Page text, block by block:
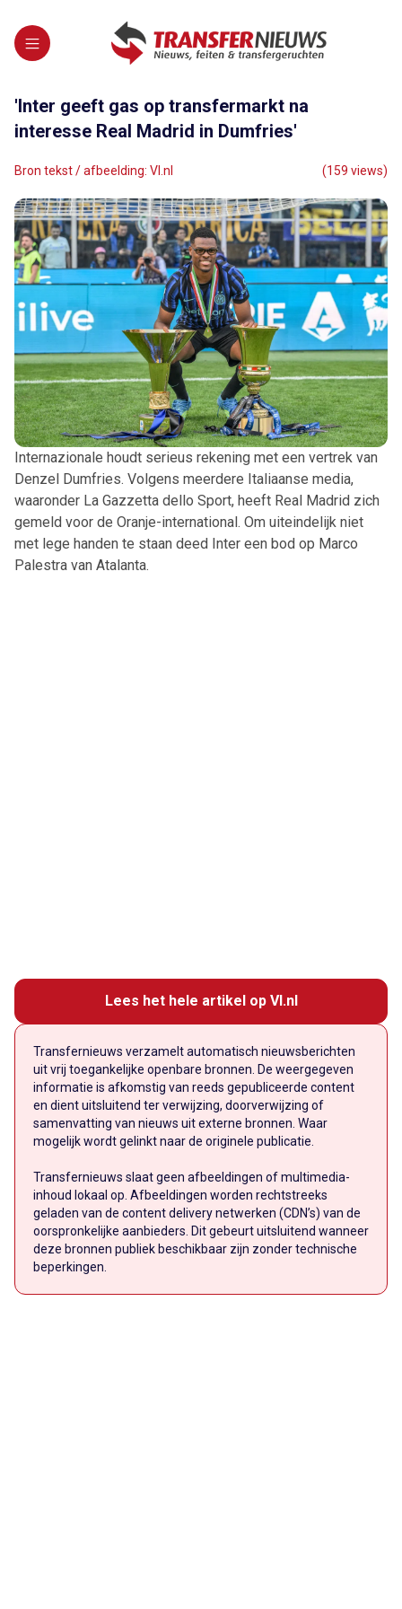
'Inter geeft gas op transfermarkt na
interesse Real Madrid in Dumfries'
Bron tekst / afbeelding: VI.nl (159 views)
Internazionale houdt serieus rekening met een vertrek van
Denzel Dumfries. Volgens meerdere Italiaanse media,
waaronder La Gazzetta dello Sport, heeft Real Madrid zich
gemeld voor de Oranje-international. Om uiteindelijk niet
met lege handen te staan deed Inter een bod op Marco
Palestra van Atalanta.
Lees het hele artikel op VI.nl
Transfernieuws verzamelt automatisch nieuwsberichten
uit vrij toegankelijke openbare bronnen. De weergegeven
informatie is afkomstig van reeds gepubliceerde content
en dient uitsluitend ter verwijzing, doorverwijzing of
samenvatting van nieuws uit externe bronnen. Waar
mogelijk wordt gelinkt naar de originele publicatie.
Transfernieuws slaat geen afbeeldingen of multimedia-
inhoud lokaal op. Afbeeldingen worden rechtstreeks
geladen van de content delivery netwerken (CDN’s) van de
oorspronkelijke aanbieders. Dit gebeurt uitsluitend wanneer
deze bronnen publiek beschikbaar zijn zonder technische
beperkingen.